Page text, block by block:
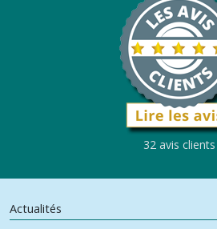
32 avis clients
Actualités